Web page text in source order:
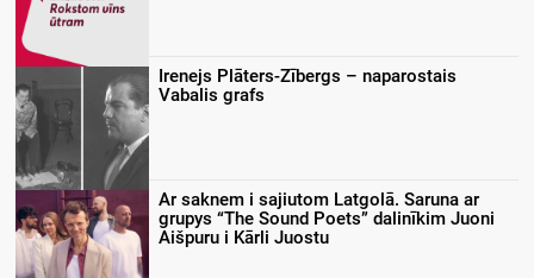
Irenejs Plāters-Zībergs – naparostais
Vabalis grafs
Ar saknem i sajiutom Latgolā. Saruna ar
grupys “The Sound Poets” dalinīkim Juoni
Aišpuru i Kārli Juostu